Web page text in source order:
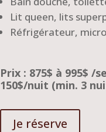
Lit queen, lits
Réfrigérateur,
Prix : 875$ à 995$ /
150$/nuit (min. 3
Je réserve